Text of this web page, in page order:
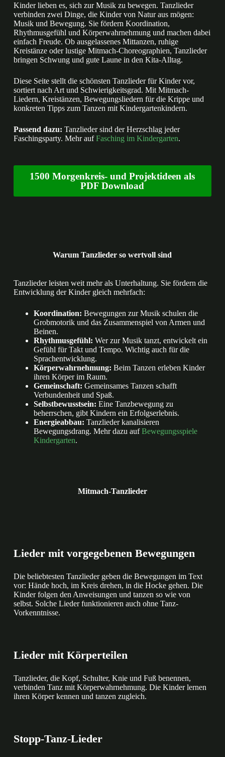
Kinder lieben es, sich zur Musik zu bewegen. Tanzlieder
verbinden zwei Dinge, die Kinder von Natur aus mögen:
Musik und Bewegung. Sie fördern Koordination,
Rhythmusgefühl und Körperwahrnehmung und machen dabei
einfach Freude. Ob ausgelassenes Mittanzen, ruhige
Kreistänze oder lustige Mitmach-Choreographien, Tanzlieder
bringen Schwung und gute Laune in den Kita-Alltag.
Diese Seite stellt die schönsten Tanzlieder für Kinder vor,
sortiert nach Art und Schwierigkeitsgrad. Mit Mitmach-
Liedern, Kreistänzen, Bewegungsliedern für die Krippe und
konkreten Tipps zum Tanzen mit Kindergartenkindern.
Passend dazu: Tanzlieder sind der Herzschlag jeder
Faschingsparty. Mehr aufFasching im Kindergarten.
1500 Morgenkreis- und Projektideen als
PDF Download
Warum Tanzlieder so wertvoll sind
Tanzlieder leisten weit mehr als Unterhaltung. Sie fördern die
Entwicklung der Kinder gleich mehrfach:
Koordination: Bewegungen zur Musik schulen die
Grobmotorik und das Zusammenspiel von Armen und
Beinen.
Rhythmusgefühl: Wer zur Musik tanzt, entwickelt ein
Gefühl für Takt und Tempo. Wichtig auch für die
Sprachentwicklung.
Körperwahrnehmung: Beim Tanzen erleben Kinder
ihren Körper im Raum.
Gemeinschaft: Gemeinsames Tanzen schafft
Verbundenheit und Spaß.
Selbstbewusstsein: Eine Tanzbewegung zu
beherrschen, gibt Kindern ein Erfolgserlebnis.
Energieabbau: Tanzlieder kanalisieren
Bewegungsdrang. Mehr dazu aufBewegungsspiele
Kindergarten.
Mitmach-Tanzlieder
Lieder mit vorgegebenen Bewegungen
Die beliebtesten Tanzlieder geben die Bewegungen im Text
vor: Hände hoch, im Kreis drehen, in die Hocke gehen. Die
Kinder folgen den Anweisungen und tanzen so wie von
selbst. Solche Lieder funktionieren auch ohne Tanz-
Vorkenntnisse.
Lieder mit Körperteilen
Tanzlieder, die Kopf, Schulter, Knie und Fuß benennen,
verbinden Tanz mit Körperwahrnehmung. Die Kinder lernen
ihren Körper kennen und tanzen zugleich.
Stopp-Tanz-Lieder